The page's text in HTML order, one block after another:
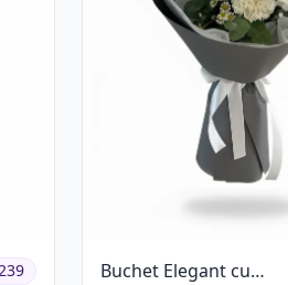
Buchet Elegant cu